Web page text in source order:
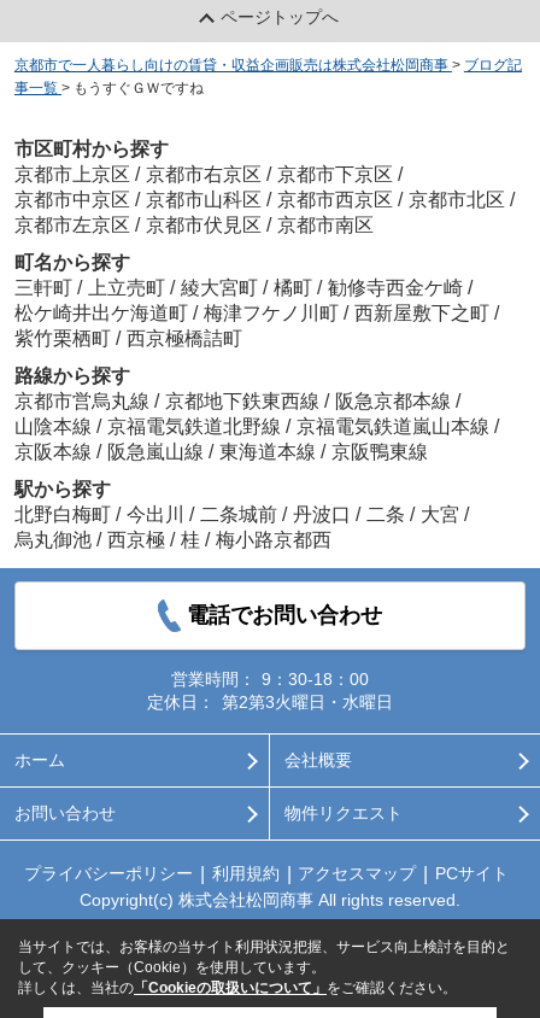
ページトップへ
京都市で一人暮らし向けの賃貸・収益企画販売は株式会社松岡商事 > ブログ記
事一覧 > もうすぐＧＷですね
市区町村から探す
京都市上京区 / 京都市右京区 / 京都市下京区 /
京都市中京区 / 京都市山科区 / 京都市西京区 / 京都市北区 /
京都市左京区 / 京都市伏見区 / 京都市南区
町名から探す
三軒町 / 上立売町 / 綾大宮町 / 橘町 / 勧修寺西金ケ崎 /
松ケ崎井出ケ海道町 / 梅津フケノ川町 / 西新屋敷下之町 /
紫竹栗栖町 / 西京極橋詰町
路線から探す
京都市営烏丸線 / 京都地下鉄東西線 / 阪急京都本線 /
山陰本線 / 京福電気鉄道北野線 / 京福電気鉄道嵐山本線 /
京阪本線 / 阪急嵐山線 / 東海道本線 / 京阪鴨東線
駅から探す
北野白梅町 / 今出川 / 二条城前 / 丹波口 / 二条 / 大宮 /
烏丸御池 / 西京極 / 桂 / 梅小路京都西
電話でお問い合わせ
営業時間：
9：30-18：00
定休日：
第2第3火曜日・水曜日
ホーム 会社概要
お問い合わせ 物件リクエスト
プライバシーポリシー 利用規約 アクセスマップ
PCサイト
Copyright(c) 株式会社松岡商事 All rights reserved.
当サイトでは、お客様の当サイト利用状況把握、サービス向上検討を目的と
して、クッキー（Cookie）を使用しています。
詳しくは、当社の 「Cookieの取扱いについて」 をご確認ください。